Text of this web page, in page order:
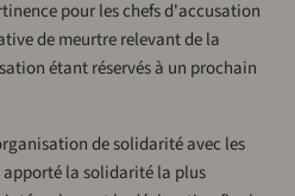
pour les chefs d'accusation
de meurtre relevant de la
étant réservés à un prochain
de solidarité avec les
la solidarité la plus